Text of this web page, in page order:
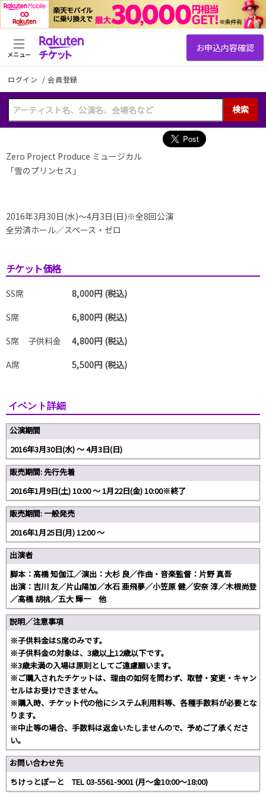
ログイン /会員登録
検索
メニュー
Zero Project Produce ミュージカル
「雪のプリンセス」
2016年3月30日(水)～4月3日(日)※全8回公演
全労済ホール／スペース・ゼロ
チケット価格
SS席
8,000円 (税込)
S席
6,800円 (税込)
S席 子供料金
4,800円 (税込)
A席
5,500円 (税込)
イベント詳細
公演期間
2016年3月30日(水) 〜 4月3日(日)
販売期間: 先行先着
2016年1月9日(土) 10:00 〜 1月22日(金) 10:00※終了
販売期間: 一般発売
2016年1月25日(月) 12:00 〜
出演者
脚本：高橋 知伽江／演出：大杉 良／作曲・音楽監督：片野 真吾
出演：吉川 友／片山陽加／水石 亜飛夢／小笠原 健／安奈 淳／木根尚登
／高橋 胡桃／五大 輝一 他
説明／注意事項
※子供料金はS席のみです。
※子供料金の対象は、3歳以上12歳以下です。
※3歳未満の入場は原則としてご遠慮願います。
※ご購入されたチケットは、理由の如何を問わず、取替・変更・キャン
セルはお受けできません。
※購入時、チケット代の他にシステム利用料等、各種手数料が必要とな
ります。
※中止等の場合、手数料は返金いたしませんので、予めご了承くださ
い。
お問い合わせ先
ちけっとぽーと TEL 03-5561-9001 (月～金10:00～18:00)